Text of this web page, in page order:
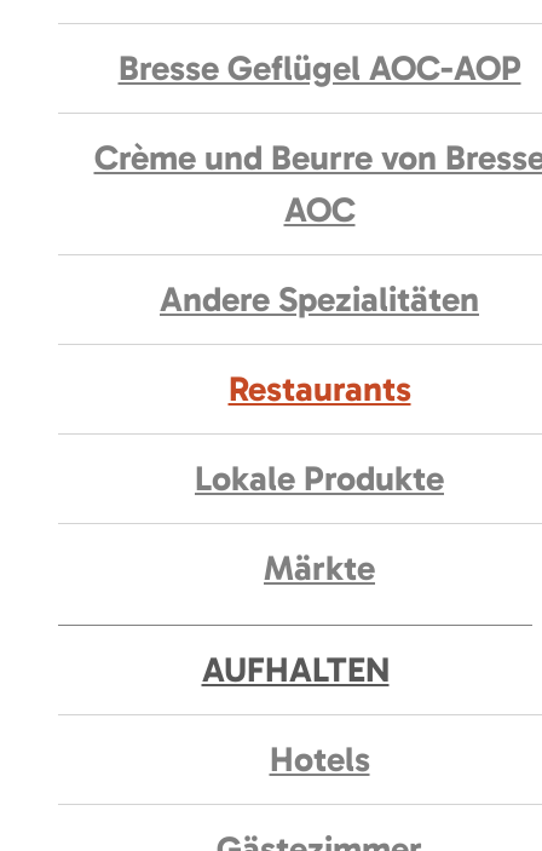
Bresse Geflügel AOC-AOP
Crème und Beurre von
AOC
Andere Spezialitäten
Restaurants
Lokale Produkte
Märkte
AUFHALTEN
Hotels